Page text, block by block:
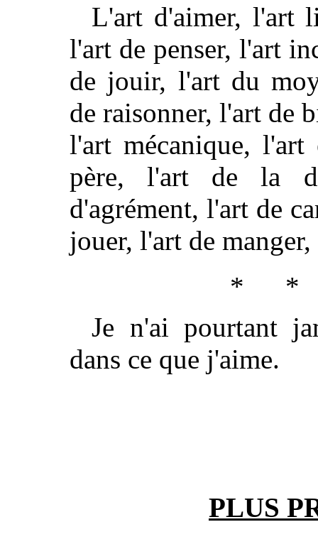
L'art d'aimer, l'art
l'art de penser, l'art
de jouir, l'art du
de raisonner, l'art de
l'art mécanique,
père, l'art de la
d'agrément, l'art de
jouer, l'art de
*
Je n'ai pourtant
dans ce que j'aime.
PLUS